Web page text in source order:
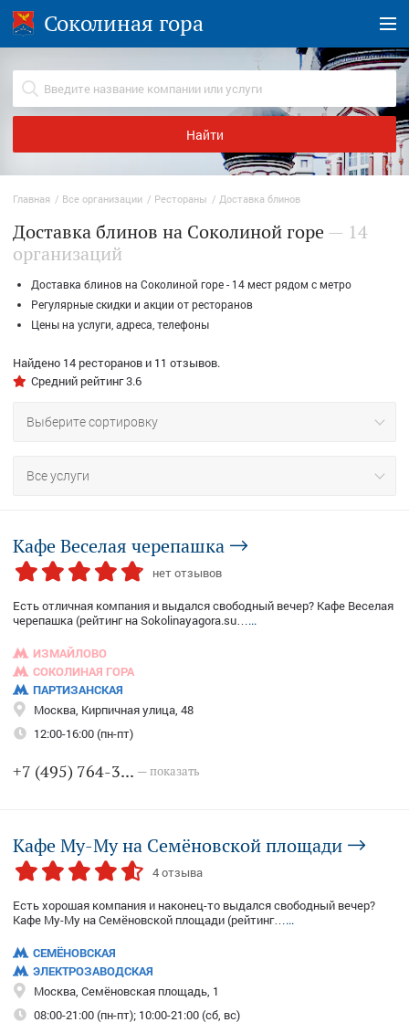
Соколиная гора
Найти
Главная Все организации Рестораны Доставка блинов
Доставка блинов на Соколиной горе — 14
организаций
Доставка блинов на Соколиной горе - 14 мест рядом с метро
Регулярные скидки и акции от ресторанов
Цены на услуги, адреса, телефоны
Найдено 14 ресторанов и 11 отзывов.
Средний рейтинг3.6
Выберите сортировку
Все услуги
Кафе Веселая черепашка
нет отзывов
Есть отличная компания и выдался свободный вечер? Кафе Веселая
черепашка (рейтинг на Sokolinayagora.su…...
ИЗМАЙЛОВО
СОКОЛИНАЯ ГОРА
ПАРТИЗАНСКАЯ
Москва, Кирпичная улица, 48
12:00-16:00 (пн-пт)
+7 (495) 764-3... — показать
Кафе Му-Му на Семёновской площади
4 отзыва
Есть хорошая компания и наконец-то выдался свободный вечер?
Кафе Му-Му на Семёновской площади (рейтинг…...
СЕМЁНОВСКАЯ
ЭЛЕКТРОЗАВОДСКАЯ
Москва, Семёновская площадь, 1
08:00-21:00 (пн-пт); 10:00-21:00 (сб, вс)